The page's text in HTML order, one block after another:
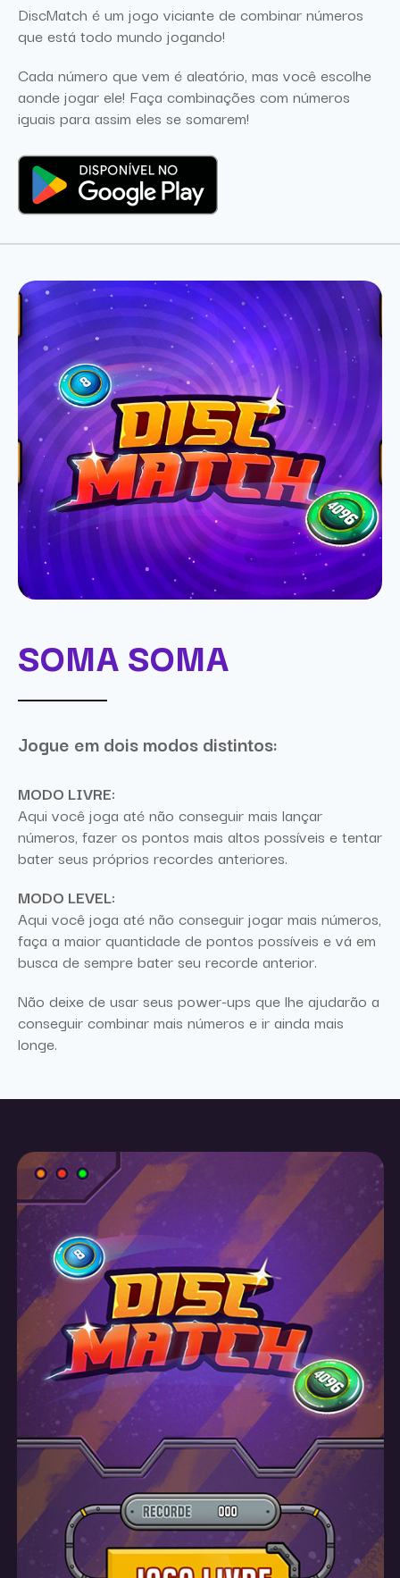
DiscMatch é um jogo viciante de combinar números
que está todo mundo jogando!
Cada número que vem é aleatório, mas você escolhe
aonde jogar ele! Faça combinações com números
iguais para assim eles se somarem!
SOMA SOMA
Jogue em dois modos distintos:
MODO LIVRE:
Aqui você joga até não conseguir mais lançar
números, fazer os pontos mais altos possíveis e tentar
bater seus próprios recordes anteriores.
MODO LEVEL:
Aqui você joga até não conseguir jogar mais números,
faça a maior quantidade de pontos possíveis e vá em
busca de sempre bater seu recorde anterior.
Não deixe de usar seus power-ups que lhe ajudarão a
conseguir combinar mais números e ir ainda mais
longe.